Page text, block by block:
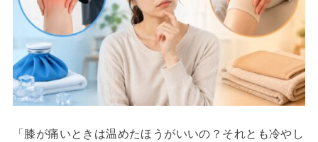
「膝が痛いときは温めたほうがいいの？それとも冷やし